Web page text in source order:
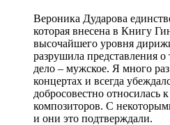
Вероника Дударова
которая внесена в Книгу
высочайшего уровня
разрушила представления
дело – мужское. Я много
концертах и всегда
добросовестно относилась
композиторов. С
и они это подтверждали.